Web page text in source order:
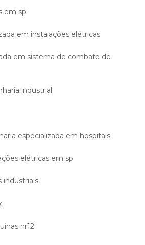
em sp
em instalações elétricas
em sistema de combate de
industrial
especializada em hospitais
elétricas em sp
industriais
nr12